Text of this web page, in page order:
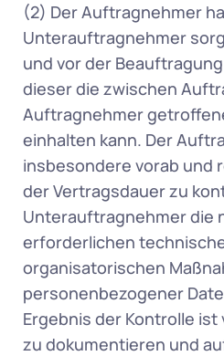
(2) Der Auftragnehmer
Unterauftragnehmer
und vor der
dieser die zwischen
Auftragnehmer
einhalten kann. Der
insbesondere vorab und
der Vertragsdauer zu
Unterauftragnehmer die
erforderlichen
organisatorischen
personenbezogener
Ergebnis der Kontrolle
zu dokumentieren und